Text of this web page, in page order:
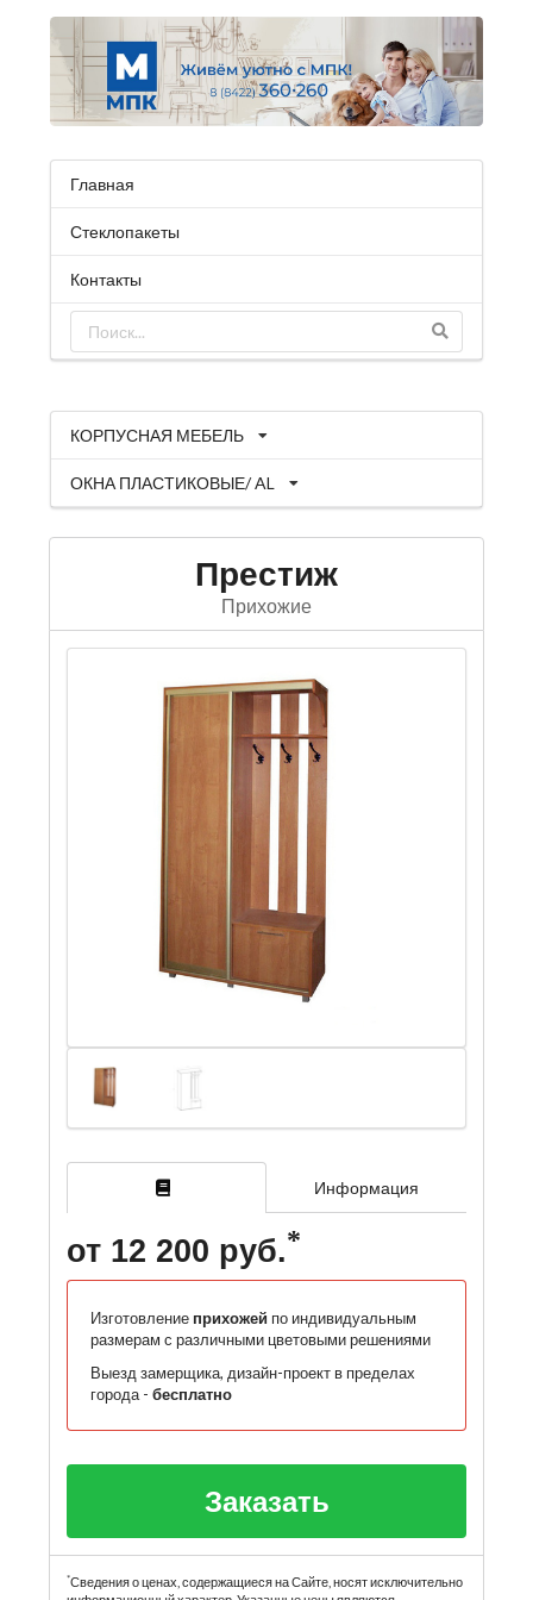
Главная
Стеклопакеты
Контакты
КОРПУСНАЯ МЕБЕЛЬ
ОКНА ПЛАСТИКОВЫЕ/ AL
Престиж
Прихожие
Информация
от 12 200 руб.
Изготовление прихожей по индивидуальным
размерам с различными цветовыми решениями
Выезд замерщика, дизайн-проект в пределах
города - бесплатно
Заказать
*Сведения о ценах, содержащиеся на Сайте, носят исключительно